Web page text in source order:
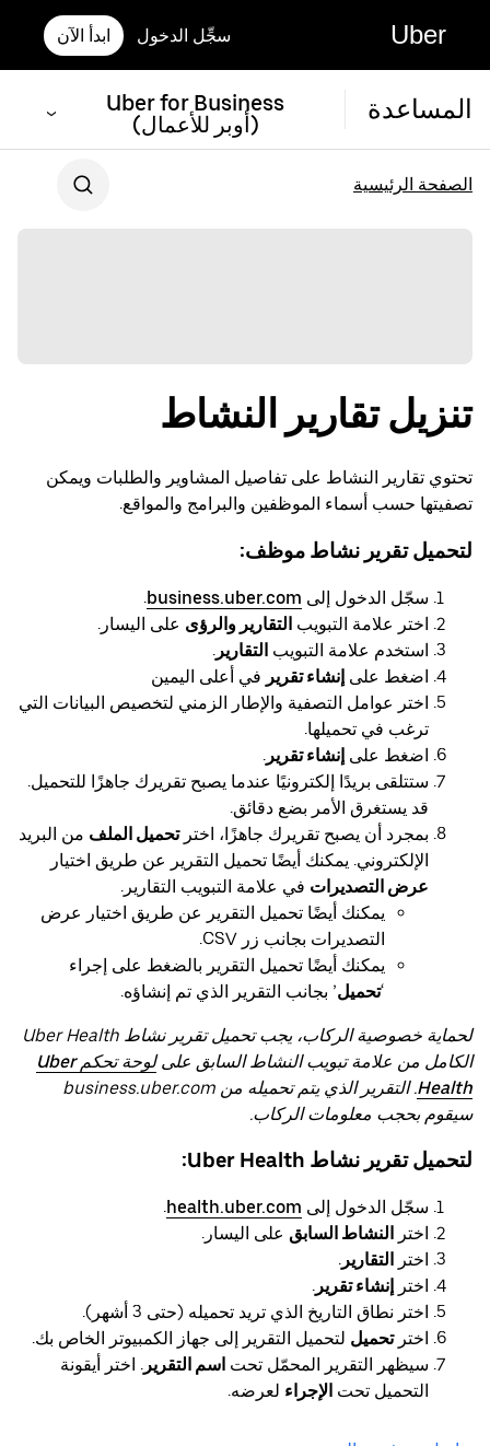
Uber سجِّل الدخول ابدأ الآن
المساعدة
Uber for Business
(أوبر للأعمال)
الصفحة الرئيسية
تنزيل تقارير النشاط
تحتوي تقارير النشاط على تفاصيل المشاوير والطلبات ويمكن
تصفيتها حسب أسماء الموظفين والبرامج والمواقع.
لتحميل تقرير نشاط موظف:
سجّل الدخول إلى business.uber.com
.
اختر علامة التبويب التقارير والرؤى على اليسار.
استخدم علامة التبويب التقارير .
اضغط على إنشاء تقرير في أعلى اليمين
اختر عوامل التصفية والإطار الزمني لتخصيص البيانات التي
ترغب في تحميلها.
اضغط على إنشاء تقرير .
ستتلقى بريدًا إلكترونيًا عندما يصبح تقريرك جاهزًا للتحميل.
قد يستغرق الأمر بضع دقائق.
بمجرد أن يصبح تقريرك جاهزًا، اخترتحميل الملف من البريد
الإلكتروني. يمكنك أيضًا تحميل التقرير عن طريق اختيار
عرض التصديرات في علامة التبويب التقارير.
يمكنك أيضًا تحميل التقرير عن طريق اختيار عرض
التصديرات بجانب زر CSV.
يمكنك أيضًا تحميل التقرير بالضغط على إجراء
‘تحميل’ بجانب التقرير الذي تم إنشاؤه.
لحماية خصوصية الركاب، يجب تحميل تقرير نشاط Uber Health
الكامل من علامة تبويب النشاط السابق على
لوحة تحكم Uber
Health
. التقرير الذي يتم تحميله من business.uber.com
سيقوم بحجب معلومات الركاب.
لتحميل تقرير نشاط Uber Health:
سجّل الدخول إلى health.uber.com
.
اختر النشاط السابق على اليسار.
اختر التقارير .
اختر إنشاء تقرير .
اختر نطاق التاريخ الذي تريد تحميله (حتى 3 أشهر).
اخترتحميل لتحميل التقرير إلى جهاز الكمبيوتر الخاص بك.
سيظهر التقرير المحمّل تحت اسم التقرير . اختر أيقونة
التحميل تحت الإجراء لعرضه.